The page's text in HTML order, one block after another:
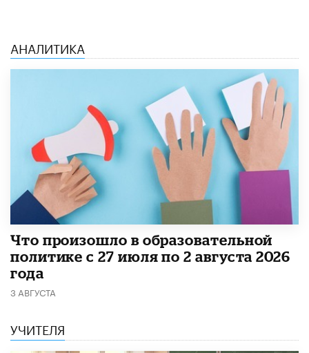
АНАЛИТИКА
​Что произошло в образовательной
политике с 27 июля по 2 августа 2026
года
3 АВГУСТА
УЧИТЕЛЯ